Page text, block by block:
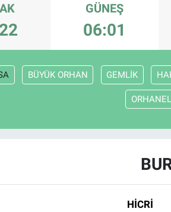
GÜNEŞ
06:01
BÜYÜK ORHAN GEMLİK
HİCRİ